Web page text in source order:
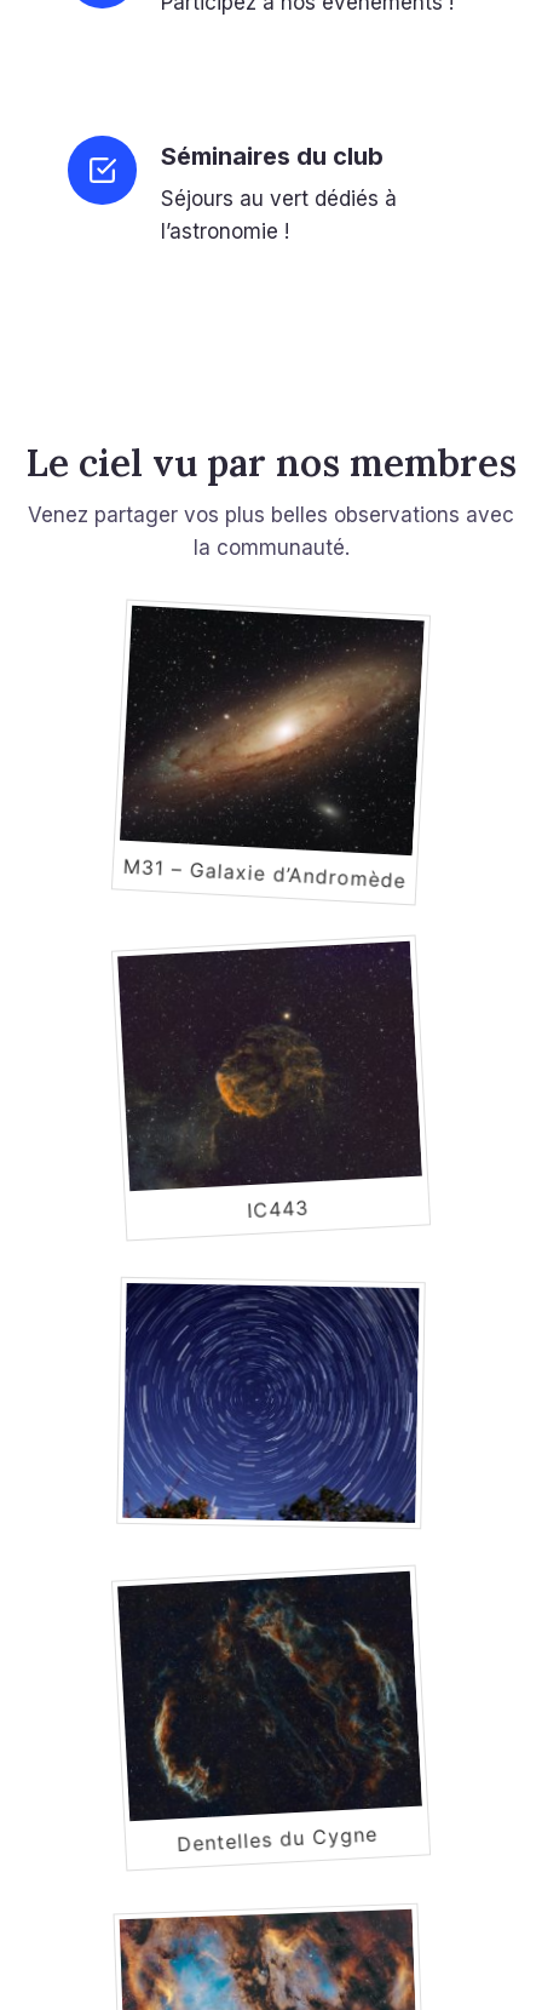
Séminaires du club
Séjours au vert dédiés à
l’astronomie !
Le ciel vu par nos membres
Venez partager vos plus belles observations avec
la communauté.
M31 – Galaxie d’Andromède
IC443
Dentelles du Cygne